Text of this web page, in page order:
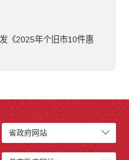
《2025年个旧市10件惠
省政府网站